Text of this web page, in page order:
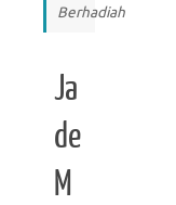
Berhadiah
Ja
de
M